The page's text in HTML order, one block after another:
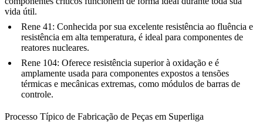
vida útil.
Rene 41: Conhecida por sua excelente resistência ao fluência e
resistência em alta temperatura, é ideal para componentes de
reatores nucleares.
Rene 104: Oferece resistência superior à oxidação e é
amplamente usada para componentes expostos a tensões
térmicas e mecânicas extremas, como módulos de barras de
controle.
Processo Típico de Fabricação de Peças em Superliga